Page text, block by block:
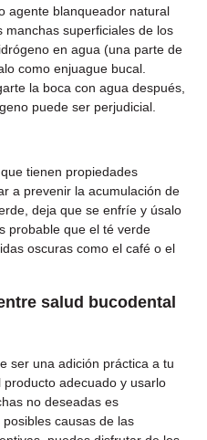
agente blanqueador natural
superficiales de los
en agua (una parte de
como enjuague bucal.
la boca con agua después,
puede ser perjudicial.
tienen propiedades
a prevenir la acumulación de
deja que se enfríe y úsalo
probable que el té verde
oscuras como el café o el
salud bucodental
ser una adición práctica a tu
adecuado y usarlo
no deseadas es
causas de las